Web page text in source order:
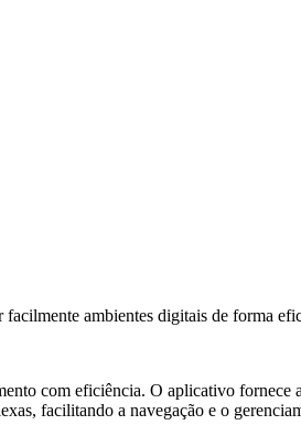
ambientes digitais de forma
com eficiência. O aplicativo fornece
facilitando a navegação e o